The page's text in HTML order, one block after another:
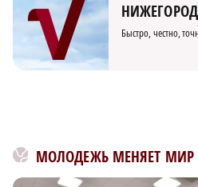
Быстро, честно,
МОЛОДЕЖЬ МЕНЯЕТ МИР